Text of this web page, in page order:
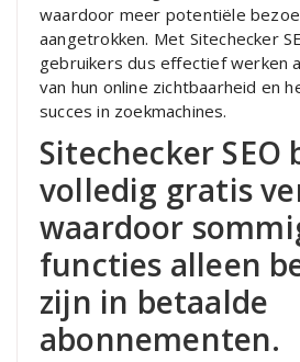
waardoor meer potentiële
aangetrokken. Met Sitechecker
gebruikers dus effectief werken
van hun online zichtbaarheid en
succes in zoekmachines.
Sitechecker SEO
volledig gratis
waardoor
functies alleen
zijn in betaalde
abonnementen.